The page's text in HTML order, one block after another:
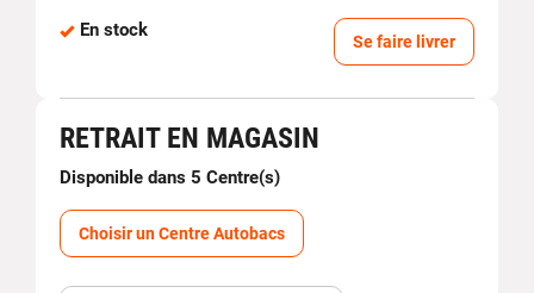
En stock
Se faire livrer
RETRAIT EN MAGASIN
Disponible dans 5 Centre(s)
Choisir un Centre Autobacs